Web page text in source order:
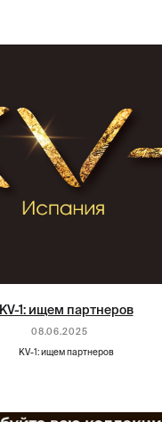
KV-1: ищем партнеров
08.06.2025
KV-1: ищем партнеров